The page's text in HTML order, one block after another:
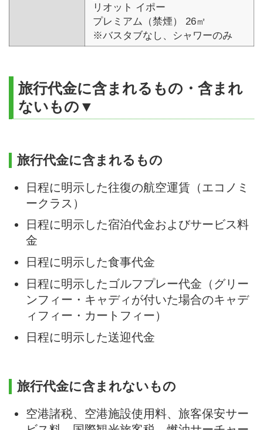
リオット イポー
プレミアム（禁煙） 26㎡
※バスタブなし、シャワーのみ
旅行代金に含まれるもの・含まれ
ないもの▼
旅行代金に含まれるもの
日程に明示した往復の航空運賃（エコノミ
ークラス）
日程に明示した宿泊代金およびサービス料
金
日程に明示した食事代金
日程に明示したゴルフプレー代金（グリー
ンフィー・キャディが付いた場合のキャデ
ィフィー・カートフィー）
日程に明示した送迎代金
旅行代金に含まれないもの
空港諸税、空港施設使用料、旅客保安サー